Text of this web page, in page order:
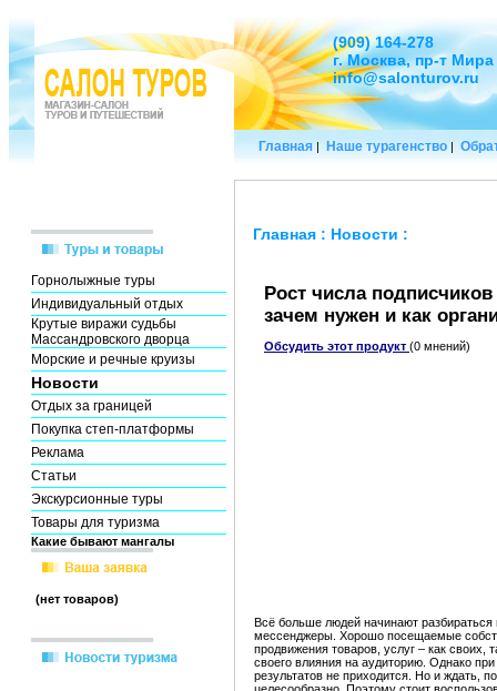
Горнолыжные туры
Индивидуальный отдых
Крутые виражи судьбы
Массандровского дворца
Морские и речные круизы
Новости
Отдых за границей
Покупка степ-платформы
Реклама
Статьи
Экскурсионные туры
Товары для туризма
Какие бывают мангалы
(нет товаров)
Главная | Наше турагенство |
Главная : Новости :
Рост числа
зачем нужен и как
Обсудить этот продукт (0 мнений)
Всё больше людей начинают разбираться
мессенджеры. Хорошо посещаемые
продвижения товаров, услуг – как
своего влияния на аудиторию. Однако
результатов не приходится. Но и ждать,
(909) 164-278
г. Москва, пр-т Мира
info@salonturov.ru